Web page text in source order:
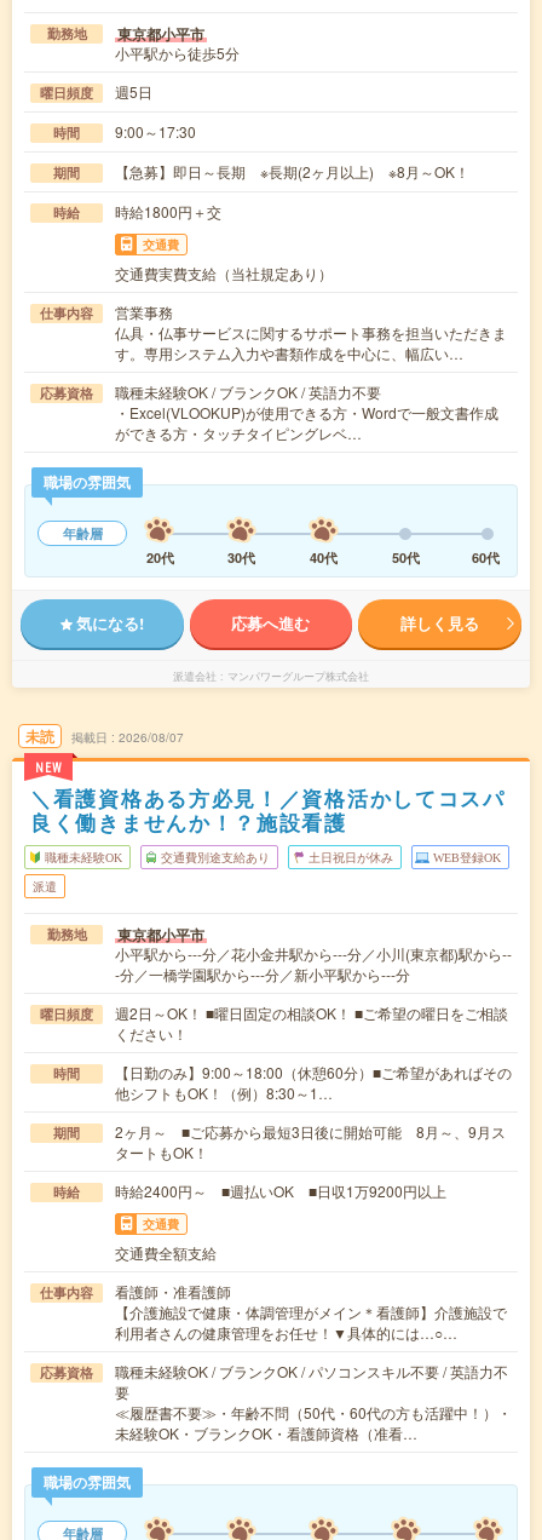
勤務地 東京都小平市
小平駅から徒歩5分
曜日頻度 週5日
時間 9:00～17:30
期間 【急募】即日～長期 ※長期(2ヶ月以上) ※8月～OK！
時給 時給1800円＋交
交通費
交通費実費支給（当社規定あり）
仕事内容
営業事務
仏具・仏事サービスに関するサポート事務を担当いただきま
す。専用システム入力や書類作成を中心に、幅広い…
応募資格
職種未経験OK / ブランクOK / 英語力不要
・Excel(VLOOKUP)が使用できる方・Wordで一般文書作成
ができる方・タッチタイピングレベ…
職場の雰囲気
年齢層
20代
30代 40代 50代 60代
気になる! 応募へ進む 詳しく見る
派遣会社 マンパワーグループ株式会社
未読
NEW
掲載日 2026/08/07
＼看護資格ある方必見！／資格活かしてコスパ
良く働きませんか！？施設看護
職種未経験OK 交通費別途支給あり 土日祝日が休み WEB登録OK
派遣
勤務地 東京都小平市
小平駅から---分／花小金井駅から---分／小川(東京都)駅から--
-分／一橋学園駅から---分／新小平駅から---分
曜日頻度
週2日～OK！ ■曜日固定の相談OK！ ■ご希望の曜日をご相談
ください！
時間
【日勤のみ】9:00～18:00（休憩60分）■ご希望があればその
他シフトもOK！（例）8:30～1…
期間
2ヶ月～ ■ご応募から最短3日後に開始可能 8月～、9月ス
タートもOK！
時給 時給2400円～ ■週払いOK ■日収1万9200円以上
交通費
交通費全額支給
仕事内容
看護師・准看護師
【介護施設で健康・体調管理がメイン＊看護師】介護施設で
利用者さんの健康管理をお任せ！▼具体的には…○…
応募資格
職種未経験OK / ブランクOK / パソコンスキル不要 / 英語力不
要
≪履歴書不要≫・年齢不問（50代・60代の方も活躍中！）・
未経験OK・ブランクOK・看護師資格（准看…
職場の雰囲気
年齢層